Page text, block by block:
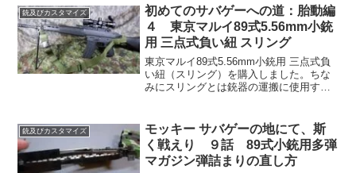
モケイパドックさんのロングヒットチャ
ンバーカスタムをお願いしました
銃及びカスタマイズ
初めてのサバゲーへの道：胎動編
４ 東京マルイ89式5.56mm小銃
用 三点式負い紐 スリング
東京マルイ89式5.56mm小銃用 三点式負
い紐（スリング）を購入しました。ちな
みにスリングとは銃器の運搬に使用する
いとでは大違い！本当に買ってよかった
と思えるものです。
銃及びカスタマイズ
モッキー サバゲーの地にて、斯
く戦えり ９話 89式小銃用多弾
マガジン弾詰まりの直し方